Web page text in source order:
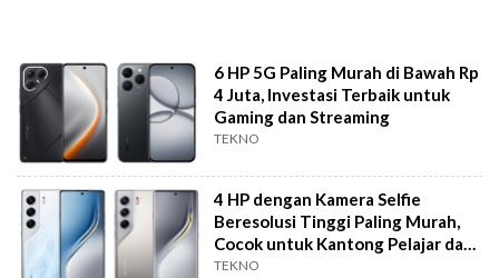
6 HP 5G Paling Murah di Bawah Rp
4 Juta, Investasi Terbaik untuk
Gaming dan Streaming
TEKNO
4 HP dengan Kamera Selfie
Beresolusi Tinggi Paling Murah,
Cocok untuk Kantong Pelajar dan
Mahasiswa
TEKNO